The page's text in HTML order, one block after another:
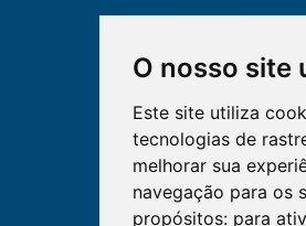
O nosso site
Este site utiliza
tecnologias de
melhorar sua
navegação para os
propósitos: para